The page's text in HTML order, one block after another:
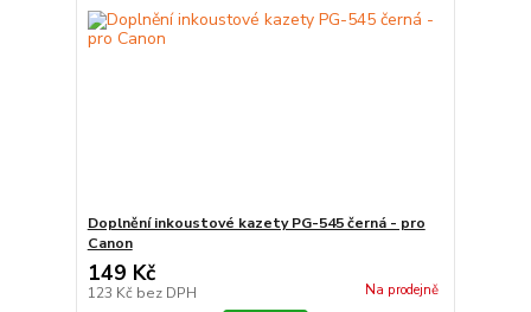
Doplnění inkoustové kazety PG-545 černá - pro
Canon
149 Kč
123 Kč bez DPH Na prodejně